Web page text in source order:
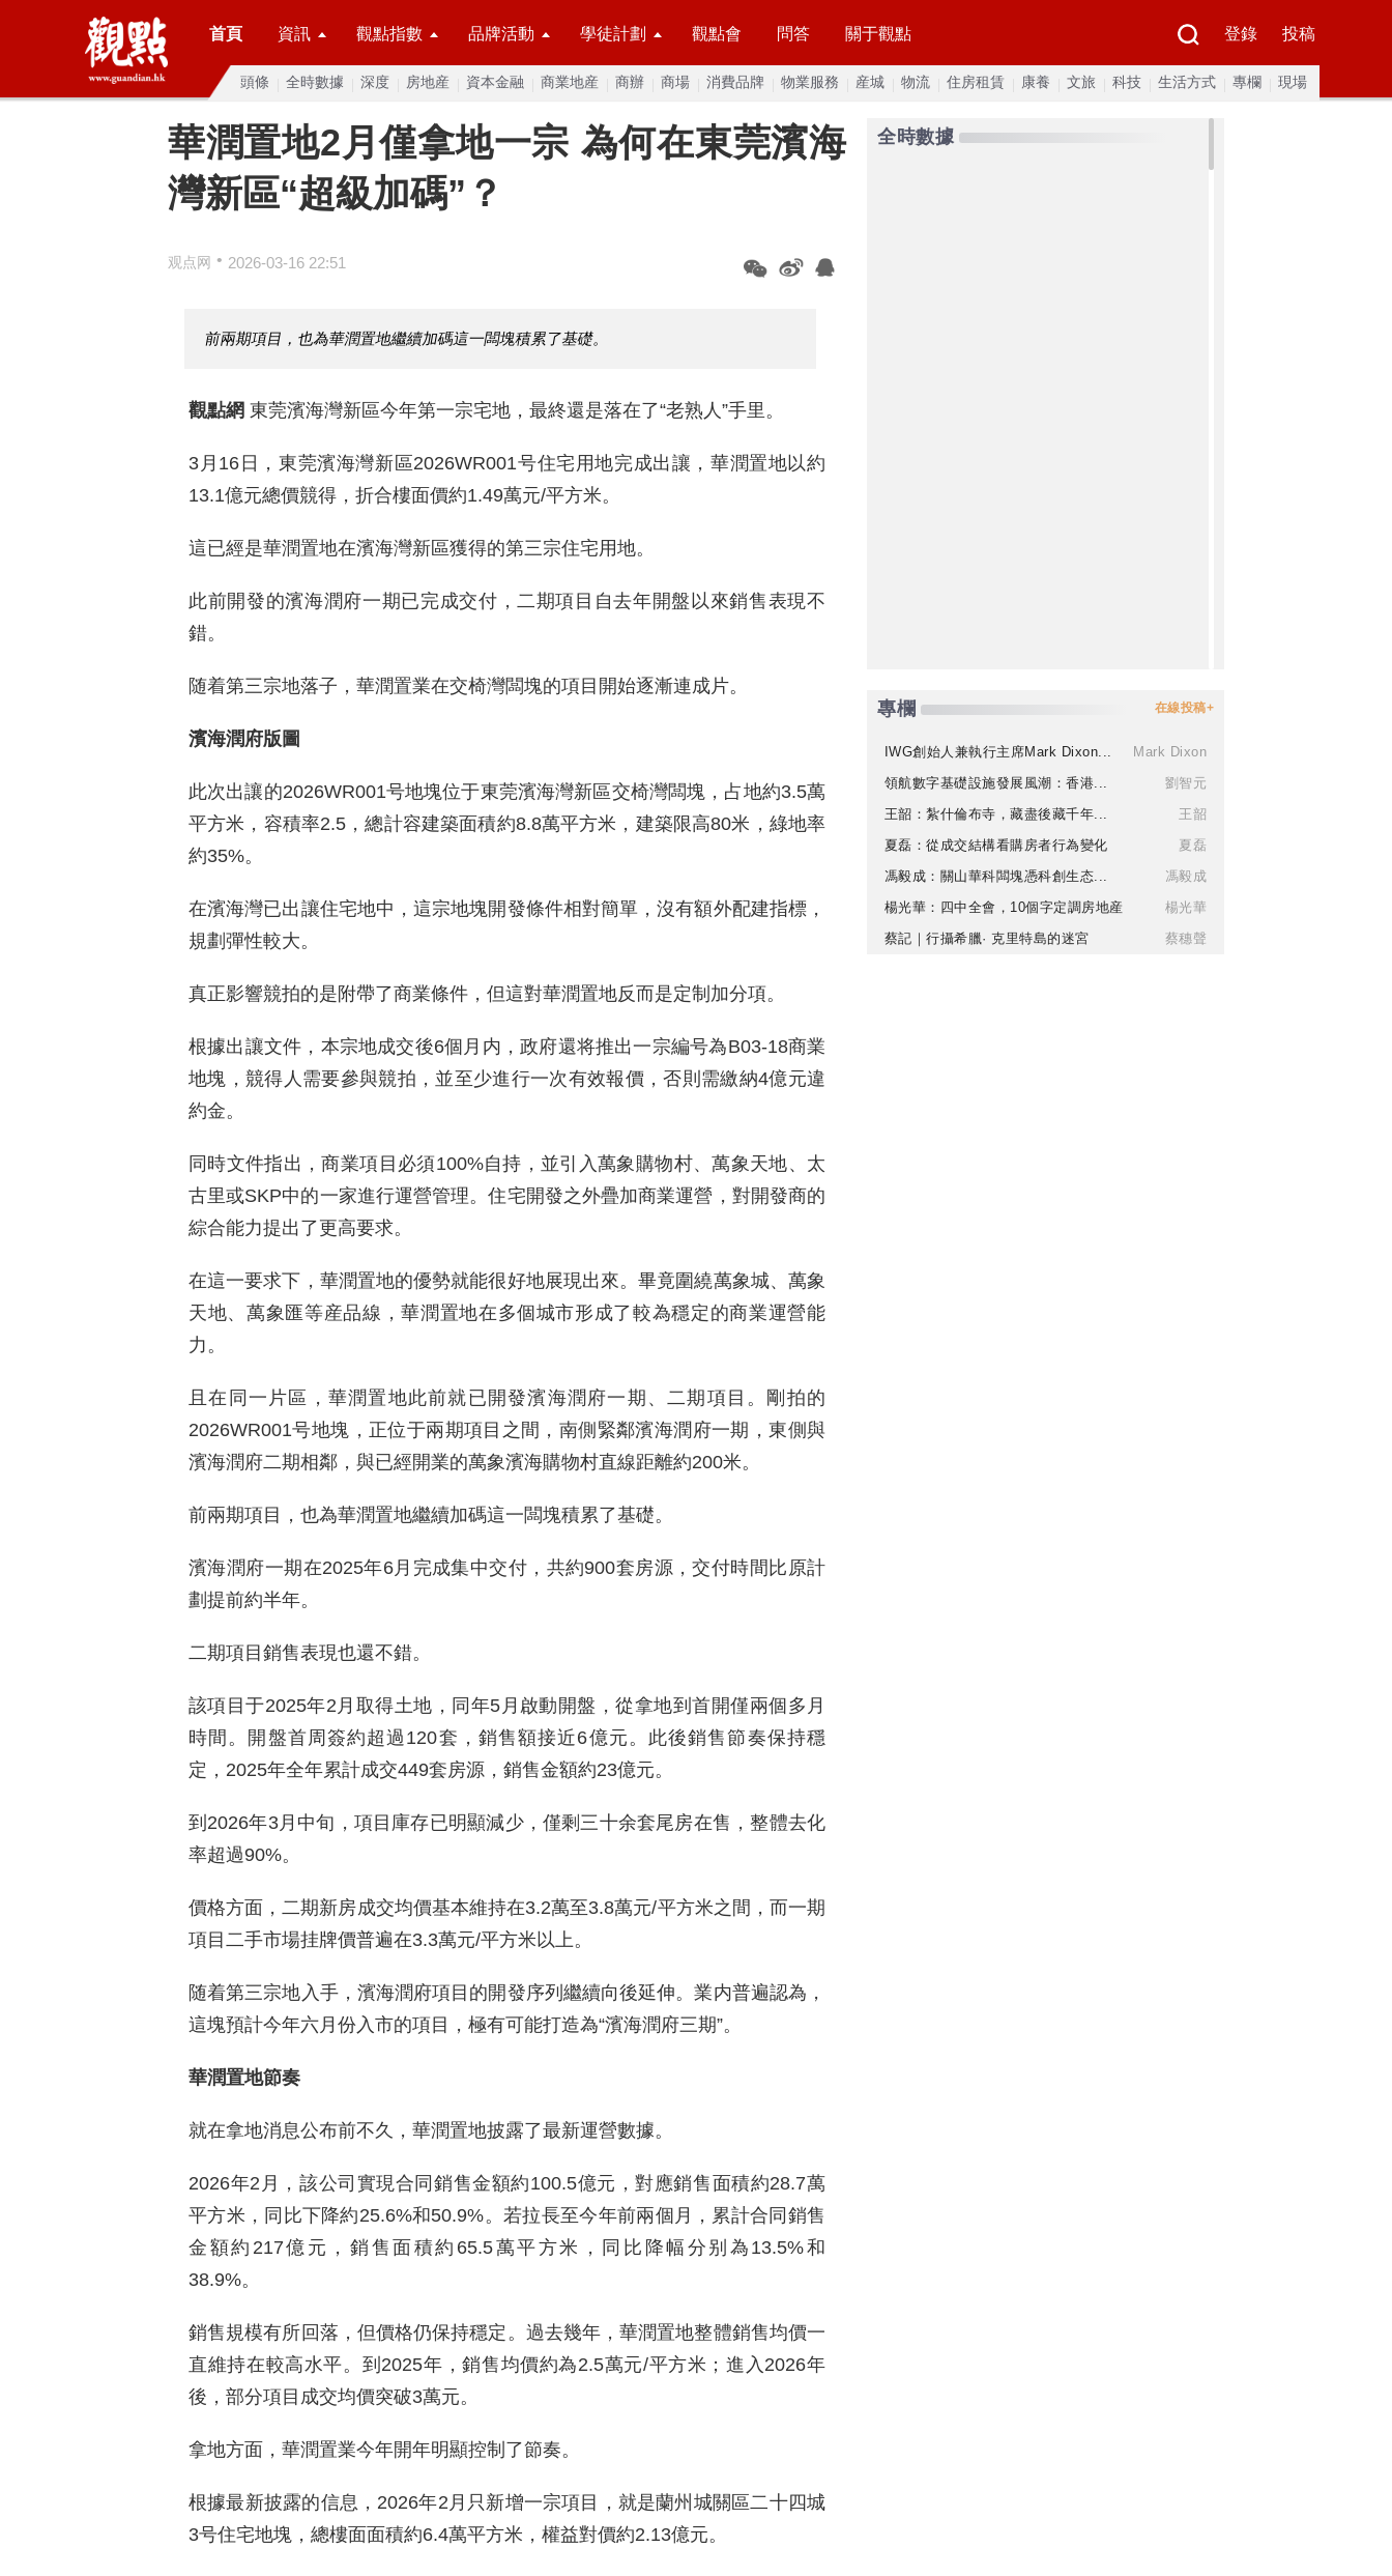
首頁 資訊 觀點指數 品牌活動 學徒計劃 觀點會 問答 關于觀點 登錄 投稿
頭條 全時數據 深度 房地産 資本金融 商業地産 商辦 商場 消費品牌 物業服務 産城 物流 住房租賃 康養 文旅 科技 生活方式 專欄 現場
華潤置地2月僅拿地一宗 為何在東莞濱海
灣新區“超級加碼”？
观点网 • 2026-03-16 22:51
前兩期項目，也為華潤置地繼續加碼這一闆塊積累了基礎。
觀點網 東莞濱海灣新區今年第一宗宅地，最終還是落在了“老熟人”手里。
3月16日，東莞濱海灣新區2026WR001号住宅用地完成出讓，華潤置地以約
13.1億元總價競得，折合樓面價約1.49萬元/平方米。
這已經是華潤置地在濱海灣新區獲得的第三宗住宅用地。
此前開發的濱海潤府一期已完成交付，二期項目自去年開盤以來銷售表現不
錯。
随着第三宗地落子，華潤置業在交椅灣闆塊的項目開始逐漸連成片。
濱海潤府版圖
此次出讓的2026WR001号地塊位于東莞濱海灣新區交椅灣闆塊，占地約3.5萬
平方米，容積率2.5，總計容建築面積約8.8萬平方米，建築限高80米，綠地率
約35%。
在濱海灣已出讓住宅地中，這宗地塊開發條件相對簡單，沒有額外配建指標，
規劃彈性較大。
真正影響競拍的是附帶了商業條件，但這對華潤置地反而是定制加分項。
根據出讓文件，本宗地成交後6個月内，政府還将推出一宗編号為B03-18商業
地塊，競得人需要參與競拍，並至少進行一次有效報價，否則需繳納4億元違
約金。
同時文件指出，商業項目必須100%自持，並引入萬象購物村、萬象天地、太
古里或SKP中的一家進行運營管理。住宅開發之外疊加商業運營，對開發商的
綜合能力提出了更高要求。
在這一要求下，華潤置地的優勢就能很好地展現出來。畢竟圍繞萬象城、萬象
天地、萬象匯等産品線，華潤置地在多個城市形成了較為穩定的商業運營能
力。
且在同一片區，華潤置地此前就已開發濱海潤府一期、二期項目。剛拍的
2026WR001号地塊，正位于兩期項目之間，南側緊鄰濱海潤府一期，東側與
濱海潤府二期相鄰，與已經開業的萬象濱海購物村直線距離約200米。
前兩期項目，也為華潤置地繼續加碼這一闆塊積累了基礎。
濱海潤府一期在2025年6月完成集中交付，共約900套房源，交付時間比原計
劃提前約半年。
二期項目銷售表現也還不錯。
該項目于2025年2月取得土地，同年5月啟動開盤，從拿地到首開僅兩個多月
時間。開盤首周簽約超過120套，銷售額接近6億元。此後銷售節奏保持穩
定，2025年全年累計成交449套房源，銷售金額約23億元。
到2026年3月中旬，項目庫存已明顯減少，僅剩三十余套尾房在售，整體去化
率超過90%。
價格方面，二期新房成交均價基本維持在3.2萬至3.8萬元/平方米之間，而一期
項目二手市場挂牌價普遍在3.3萬元/平方米以上。
随着第三宗地入手，濱海潤府項目的開發序列繼續向後延伸。業内普遍認為，
這塊預計今年六月份入市的項目，極有可能打造為“濱海潤府三期”。
華潤置地節奏
就在拿地消息公布前不久，華潤置地披露了最新運營數據。
2026年2月，該公司實現合同銷售金額約100.5億元，對應銷售面積約28.7萬
平方米，同比下降約25.6%和50.9%。若拉長至今年前兩個月，累計合同銷售
金額約217億元，銷售面積約65.5萬平方米，同比降幅分别為13.5%和
38.9%。
銷售規模有所回落，但價格仍保持穩定。過去幾年，華潤置地整體銷售均價一
直維持在較高水平。到2025年，銷售均價約為2.5萬元/平方米；進入2026年
後，部分項目成交均價突破3萬元。
拿地方面，華潤置業今年開年明顯控制了節奏。
根據最新披露的信息，2026年2月只新增一宗項目，就是蘭州城關區二十四城
3号住宅地塊，總樓面面積約6.4萬平方米，權益對價約2.13億元。
全時數據
專欄 在線投稿+
IWG創始人兼執行主席Mark Dixon...
Mark Dixon
領航數字基礎設施發展風潮：香港...
劉智元
王韶：紮什倫布寺，藏盡後藏千年...
王韶
夏磊：從成交結構看購房者行為變化
夏磊
馮毅成：關山華科闆塊憑科創生态...
馮毅成
楊光華：四中全會，10個字定調房地産
楊光華
蔡記｜行攝希臘· 克里特島的迷宮
蔡穗聲